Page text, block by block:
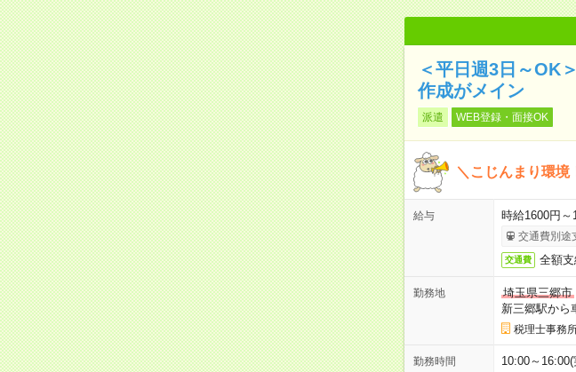
＜平日週3日～OK
作成がメイン
派遣 WEB登録・面接OK
＼こじんまり環境
給与 時給1600円～
交通費別途
交通費 全額支
勤務地
埼玉県三郷市
新三郷駅から
税理士事務
勤務時間 10:00～